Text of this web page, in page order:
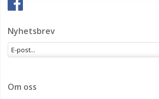
Nyhetsbrev
Om oss